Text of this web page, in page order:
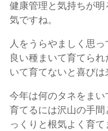
健康管理と気持ちが
気ですね。
人をうらやましく思
良い種まいて育てら
いて育てないと喜びは
今年は何のタネをまい
育てるには沢山の手
っくりと根気よく育て